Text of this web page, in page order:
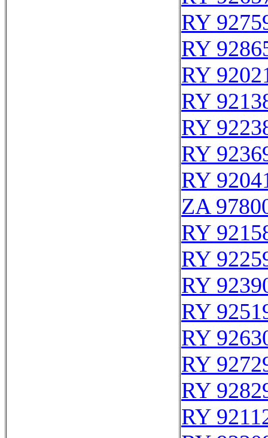
RY
RY
RY
RY
RY
RY
RY
ZA
RY
RY
RY
RY
RY
RY
RY
RY